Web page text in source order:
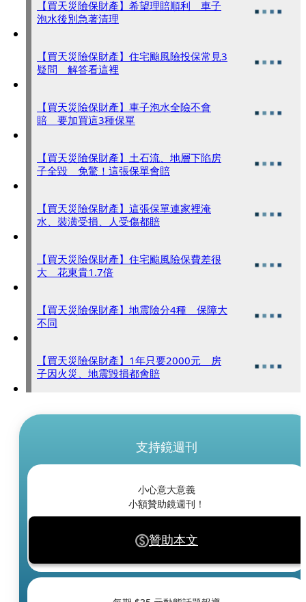
【買天災險保財產】希望理賠順利 車子
泡水後別急著清理
【買天災險保財產】住宅颱風險投保常見3
疑問 解答看這裡
【買天災險保財產】車子泡水全險不會
賠 要加買這3種保單
【買天災險保財產】土石流、地層下陷房
子全毀 免驚！這張保單會賠
【買天災險保財產】這張保單連家裡淹
水、裝潢受損、人受傷都賠
【買天災險保財產】住宅颱風險保費差很
大 花東貴1.7倍
【買天災險保財產】地震險分4種 保障大
不同
【買天災險保財產】1年只要2000元 房
子因火災、地震毀損都會賠
支持鏡週刊
小心意大意義
小額贊助鏡週刊！
贊助本文